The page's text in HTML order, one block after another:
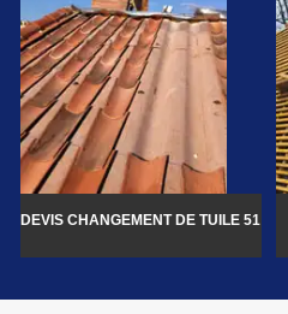
DEVIS CHANGEMENT DE TUILE 51